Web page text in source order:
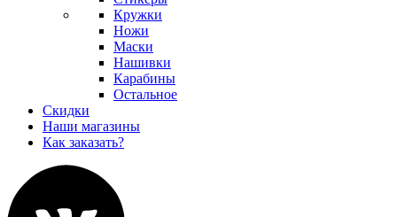
Кружки
Ножи
Маски
Нашивки
Карабины
Остальное
Скидки
Наши магазины
Как заказать?